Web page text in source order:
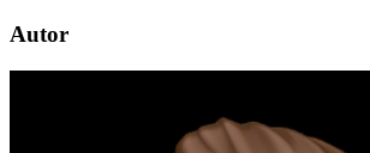
Autor